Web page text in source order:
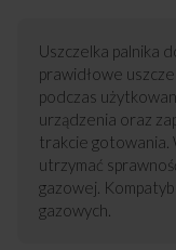
Uszczelka palnika
prawidłowe
podczas
urządzenia oraz
trakcie gotowania.
utrzymać
gazowej.
gazowych.